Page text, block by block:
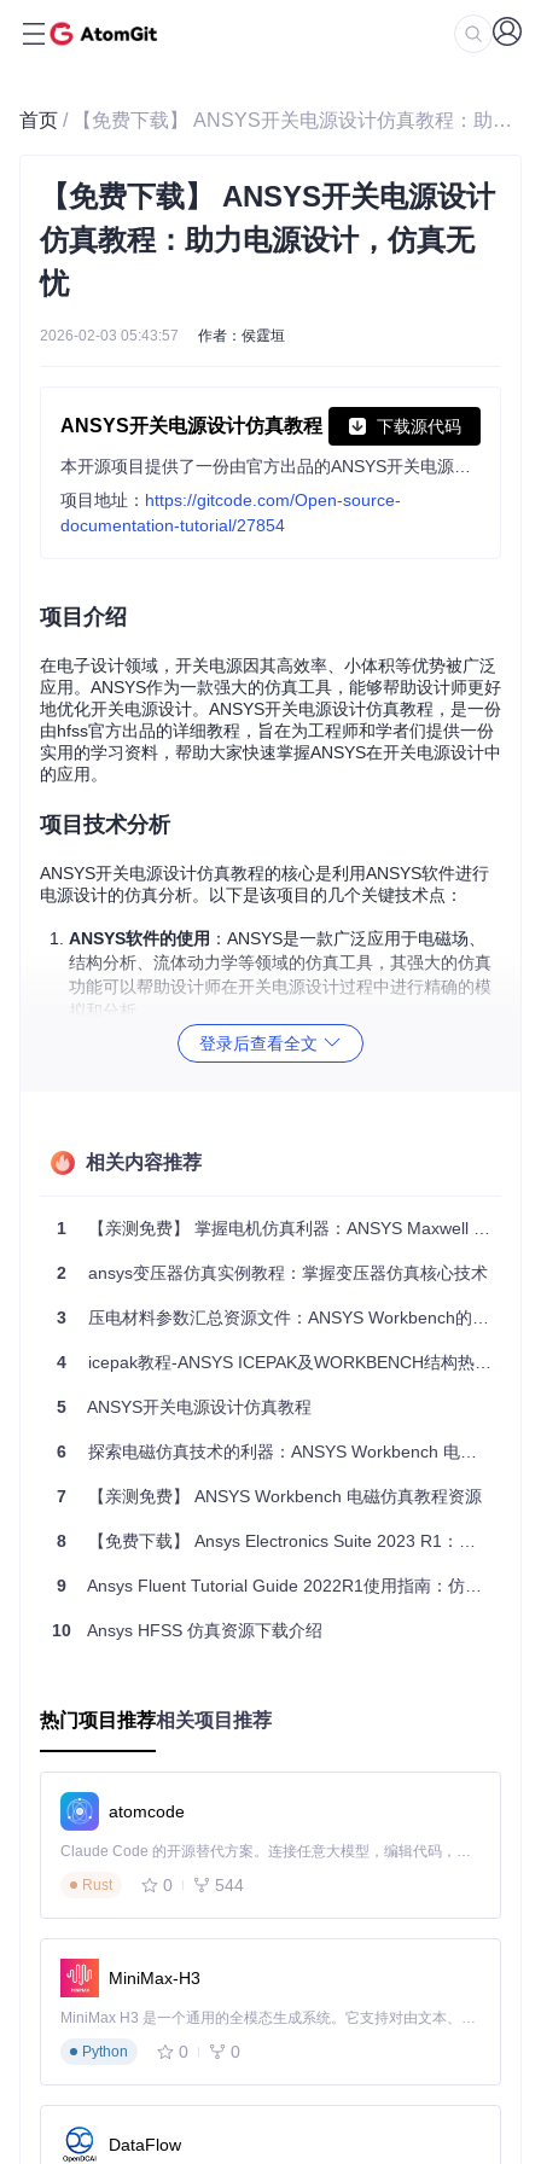
首页 / 【免费下载】 ANSYS开关电源设计仿真教程：助力电源设计，仿真无忧
【免费下载】 ANSYS开关电源设计
仿真教程：助力电源设计，仿真无
忧
2026-02-03 05:43:57 作者：侯霆垣
ANSYS开关电源设计仿真教程 下载源代码
项目地址： https://gitcode.com/Open-source-
documentation-tutorial/27854
项目介绍
在电子设计领域，开关电源因其高效率、小体积等优势被广泛
应用。ANSYS作为一款强大的仿真工具，能够帮助设计师更好
地优化开关电源设计。ANSYS开关电源设计仿真教程，是一份
由hfss官方出品的详细教程，旨在为工程师和学者们提供一份
实用的学习资料，帮助大家快速掌握ANSYS在开关电源设计中
的应用。
项目技术分析
ANSYS开关电源设计仿真教程的核心是利用ANSYS软件进行
电源设计的仿真分析。以下是该项目的几个关键技术点：
ANSYS软件的使用 ：ANSYS是一款广泛应用于电磁场、
结构分析、流体动力学等领域的仿真工具，其强大的仿真
功能可以帮助设计师在开关电源设计过程中进行精确的模
拟和分析。
开关电源设计原理：教程详细介绍了开关电源的工作原
理、拓扑结构以及关键元件的设计要点。
项目技术应用场景
ANSYS开关电源设计仿真教程的应用场景广泛，以下是一些典
真教程非常适合作为电子工程、自动化等相关专业的教学
工程师自学：对于希望在开关电源设计领域提升技能的工
项目研发：在电源设计项目中，工程师可以利用该教程作
为参考，优化设计方案，提高研发效率。
项目特点
以下是ANSYS开关电源设计仿真教程的几个显著特点：
官方出品，权威可靠：教程由hfss官方出品，内容权威可
步骤详尽，易于理解：教程采用逐步操作的方式，详细讲解
互动性强：作者鼓励读者在学习和实践过程中进行交流，共
同进步。
在当今快速发展的电子设计领域，ANSYS开关电源设计仿真教
程无疑是一份极具价值的资料。通过学习和应用这份教程，工
程师们可以更加精确地进行开关电源设计，提升产品性能，优
化研发流程。如果你对开关电源设计感兴趣，不妨下载这份教
程，开启你的学习之旅吧！
ANSYS开关电源设计仿真教程
项目地址：
https://gitcode.com/Open-source-
登录后查看全文
相关内容推荐
1 【亲测免费】 掌握电机仿真利器：ANSYS Maxwell 2D教程资源推荐
2 ansys变压器仿真实例教程：掌握变压器仿真核心技术
3 压电材料参数汇总资源文件：ANSYS Workbench的得力助手
4 icepak教程-ANSYS ICEPAK及WORKBENCH结构热力学仿真分析
5 ANSYS开关电源设计仿真教程
6 探索电磁仿真技术的利器：ANSYS Workbench 电磁仿真教程资源
7 【亲测免费】 ANSYS Workbench 电磁仿真教程资源
8 【免费下载】 Ansys Electronics Suite 2023 R1：电磁仿真与电子设计的终极解决方案
9 Ansys Fluent Tutorial Guide 2022R1使用指南：仿真分析的利器
10 Ansys HFSS 仿真资源下载介绍
热门项目推荐相关项目推荐
atomcode
Claude Code 的开源替代方案。连接任意大模型，编辑代码，运行命令，自动验证 — 全自动执行。用 Rust 构建，极致性能。 ｜ An open-source alternative to Claude Code. Connect any LLM, edit code, run commands, and verify changes — autonomously. Built in Rust for speed. Get Started
Rust
0 544
MiniMax-H3
MiniMax H3 是一个通用的全模态生成系统。它支持对由文本、图像、视频和音频组成的多模态上下文进行统一理解，并能生成分辨率高达 2K、时长可达 15 秒的带原生立体声音频的视频。得益于面向任务泛化的系统设计，H3 在预训练阶段就已具备广泛的多模态上下文理解与生成能力，能够出色地执行复杂的多模态指令。
Python
0 0
DataFlow